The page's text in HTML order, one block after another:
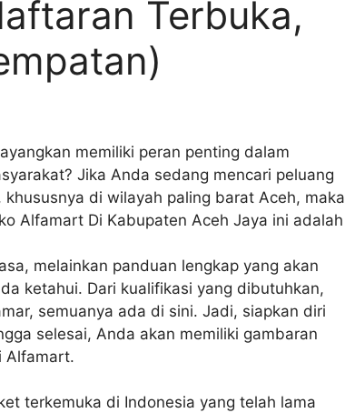
Terbuka,
memiliki peran penting dalam
Jika Anda sedang mencari peluang
di wilayah paling barat Aceh, maka
Alfamart Di Kabupaten Aceh Jaya ini adalah
melainkan panduan lengkap yang akan
ketahui. Dari kualifikasi yang dibutuhkan,
semuanya ada di sini. Jadi, siapkan diri
selesai, Anda akan memiliki gambaran
Alfamart.
terkemuka di Indonesia yang telah lama